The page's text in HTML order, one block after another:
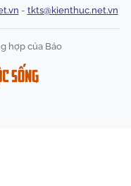
- tkts@kienthuc.net.vn
hợp của Báo